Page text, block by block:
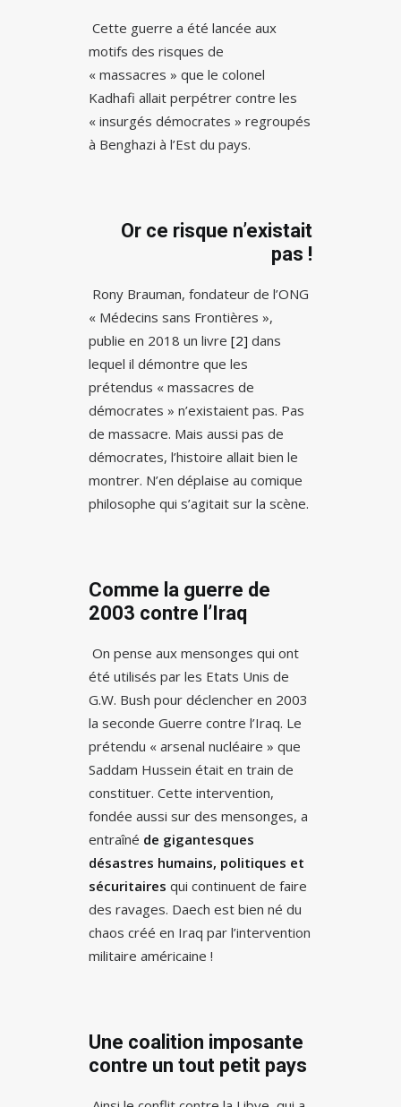
Cette guerre a été lancée aux
motifs des risques de
« massacres » que le colonel
Kadhafi allait perpétrer contre les
« insurgés démocrates » regroupés
à Benghazi à l’Est du pays.
Or ce risque n’existait
pas !
Rony Brauman, fondateur de l’ONG
« Médecins sans Frontières »,
publie en 2018 un livre [2] dans
lequel il démontre que les
prétendus « massacres de
démocrates » n’existaient pas. Pas
de massacre. Mais aussi pas de
démocrates, l’histoire allait bien le
montrer. N’en déplaise au comique
philosophe qui s’agitait sur la scène.
Comme la guerre de
2003 contre l’Iraq
On pense aux mensonges qui ont
été utilisés par les Etats Unis de
G.W. Bush pour déclencher en 2003
la seconde Guerre contre l’Iraq. Le
prétendu « arsenal nucléaire » que
Saddam Hussein était en train de
constituer. Cette intervention,
fondée aussi sur des mensonges, a
entraîné de gigantesques
désastres humains, politiques et
sécuritaires qui continuent de faire
des ravages. Daech est bien né du
chaos créé en Iraq par l’intervention
militaire américaine !
Une coalition imposante
contre un tout petit pays